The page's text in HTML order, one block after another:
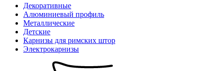
Декоративные
Алюминиевый профиль
Металлические
Детские
Карнизы для римских штор
Электрокарнизы